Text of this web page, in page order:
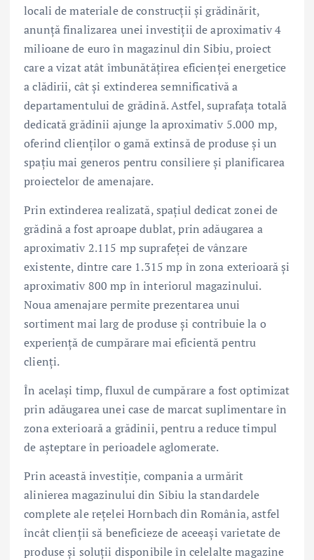
locali de materiale de construcții și grădinărit,
anunță finalizarea unei investiții de aproximativ 4
milioane de euro în magazinul din Sibiu, proiect
care a vizat atât îmbunătățirea eficienței energetice
a clădirii, cât și extinderea semnificativă a
departamentului de grădină. Astfel, suprafața totală
dedicată grădinii ajunge la aproximativ 5.000 mp,
oferind clienților o gamă extinsă de produse și un
spațiu mai generos pentru consiliere și planificarea
proiectelor de amenajare.
Prin extinderea realizată, spațiul dedicat zonei de
grădină a fost aproape dublat, prin adăugarea a
aproximativ 2.115 mp suprafeței de vânzare
existente, dintre care 1.315 mp în zona exterioară și
aproximativ 800 mp în interiorul magazinului.
Noua amenajare permite prezentarea unui
sortiment mai larg de produse și contribuie la o
experiență de cumpărare mai eficientă pentru
clienți.
În același timp, fluxul de cumpărare a fost optimizat
prin adăugarea unei case de marcat suplimentare în
zona exterioară a grădinii, pentru a reduce timpul
de așteptare în perioadele aglomerate.
Prin această investiție, compania a urmărit
alinierea magazinului din Sibiu la standardele
complete ale rețelei Hornbach din România, astfel
încât clienții să beneficieze de aceeași varietate de
produse și soluții disponibile în celelalte magazine